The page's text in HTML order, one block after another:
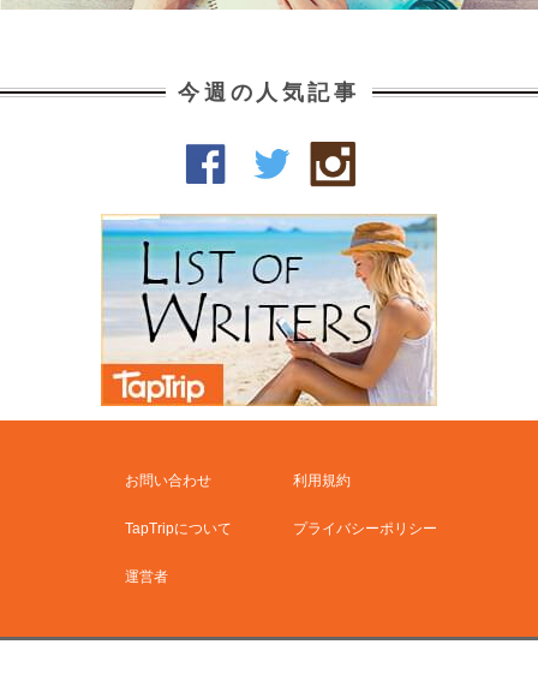
今週の人気記事
お問い合わせ 利用規約
TapTripについて プライバシーポリシー
運営者